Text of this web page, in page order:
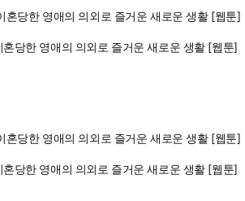
혼당한 영애의 의외로 즐거운 새로운 생활 [웹툰]
당한 영애의 의외로 즐거운 새로운 생활 [웹툰]
혼당한 영애의 의외로 즐거운 새로운 생활 [웹툰]
당한 영애의 의외로 즐거운 새로운 생활 [웹툰]